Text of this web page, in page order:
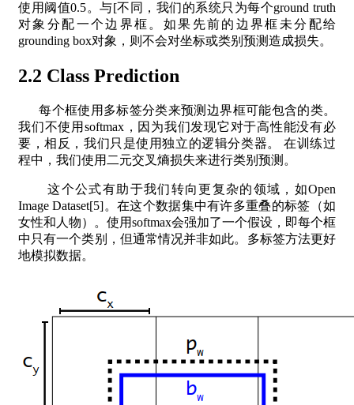
使用阈值0.5。与[不同，我们的系统只为每个ground truth
对象分配一个边界框。如果先前的边界框未分配给
grounding box对象，则不会对坐标或类别预测造成损失。
2.2 Class Prediction
每个框使用多标签分类来预测边界框可能包含的类。
我们不使用softmax，因为我们发现它对于高性能没有必
要，相反，我们只是使用独立的逻辑分类器。 在训练过
程中，我们使用二元交叉熵损失来进行类别预测。
这个公式有助于我们转向更复杂的领域，如Open
Image Dataset[5]。在这个数据集中有许多重叠的标签（如
女性和人物）。使用softmax会强加了一个假设，即每个框
中只有一个类别，但通常情况并非如此。多标签方法更好
地模拟数据。